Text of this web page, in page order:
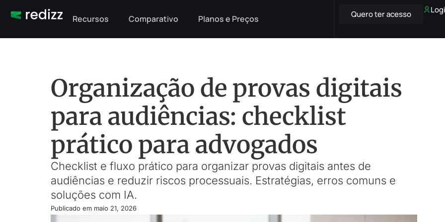
Recursos Comparativo Planos e Preços Quero ter acesso
Organização de provas digitais
para audiências: checklist
prático para advogados
Checklist e fluxo prático para organizar provas digitais antes de
audiências e reduzir riscos processuais. Estratégias, erros comuns e
soluções com IA.
Publicado em maio 21, 2026